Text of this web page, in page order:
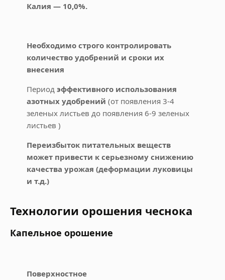
Калия — 10,0%.
Необходимо строго контролировать
количество удобрений и сроки их
внесения
Период эффективного использования
азотных удобрений (от появления 3-4
зеленых листьев до появления 6-9 зеленых
листьев )
Переизбыток питательных веществ
может привести к серьезному снижению
качества урожая (деформации луковицы
и т.д.)
Технологии орошения чеснока
Капельное орошение
Поверхностное